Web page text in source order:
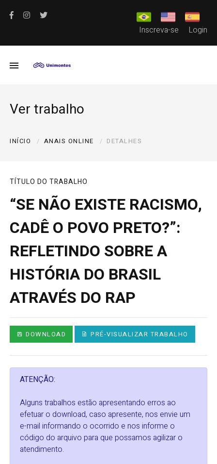
Inscreva-se Login
Ver trabalho
INÍCIO ANAIS ONLINE DETALHES
TÍTULO DO TRABALHO
“SE NÃO EXISTE RACISMO,
CADÊ O POVO PRETO?”:
REFLETINDO SOBRE A
HISTÓRIA DO BRASIL
ATRAVÉS DO RAP
DOWNLOAD PRÉ-VISUALIZAR TRABALHO
ATENÇÃO:
Alguns trabalhos estão apresentando erros ao
efetuar o download, caso apresente, nos envie um
e-mail informando o ocorrido e nos informe o
código do arquivo para que possamos agilizar o
atendimento.